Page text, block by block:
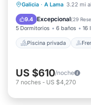
Galicia · A Lama 3.22 mi
9.4 Excepcional(29
5 Dormitorios 6 baños 16
Piscina privada
Piscina privada
Aparcamiento
US $610/noche
7 noches - US $4,270